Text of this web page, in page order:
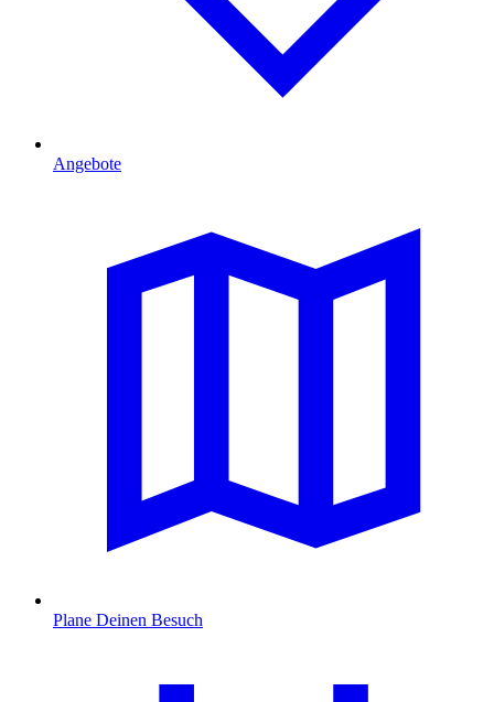
Angebote
Plane Deinen Besuch